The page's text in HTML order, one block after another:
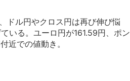
ドル円やクロス円は再び伸び悩
いる。ユーロ円が161.59円、ポン
近での値動き。